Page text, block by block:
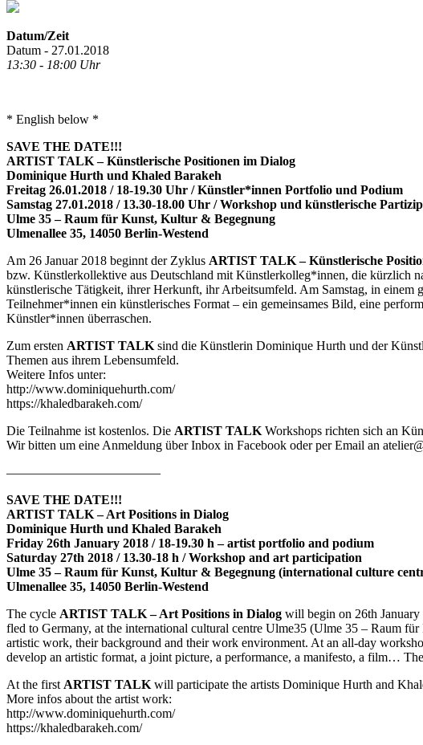
Datum/Zeit
Datum - 27.01.2018
13:30 - 18:00 Uhr
* English below *
SAVE THE DATE!!!
ARTIST TALK – Künstlerische Positionen im Dialog
Dominique Hurth und Khaled Barakeh
Freitag 26.01.2018 / 18-19.30 Uhr / Künstler*innen Portfolio und Podium
Samstag 27.01.2018 / 13.30-18.00 Uhr / Workshop und künstlerische
Ulme 35 – Raum für Kunst, Kultur & Begegnung
Ulmenallee 35, 14050 Berlin-Westend
Am 26 Januar 2018 beginnt der Zyklus ARTIST TALK – Künstlerische
bzw. Künstlerkollektive aus Deutschland mit Künstlerkolleg*innen, die kürzlich
künstlerische Tätigkeit, ihrer Herkunft, ihr Arbeitsumfeld. Am Samstag, in einem
Teilnehmer*innen ein künstlerisches Format – ein gemeinsames Bild, eine
Künstler*innen überraschen.
Zum ersten ARTIST TALK sind die Künstlerin Dominique Hurth und der
Themen aus ihrem Lebensumfeld.
Weitere Infos unter:
http://www.dominiquehurth.com/
https://khaledbarakeh.com/
Die Teilnahme ist kostenlos. Die ARTIST TALK Workshops richten sich an
Wir bitten um eine Anmeldung über Inbox in Facebook oder per Email an
————————————
SAVE THE DATE!!!
ARTIST TALK – Art Positions in Dialog
Dominique Hurth und Khaled Barakeh
Friday 26th January 2018 / 18-19.30 h – artist portfolio and podium
Saturday 27th 2018 / 13.30-18 h / Workshop and art participation
Ulme 35 – Raum für Kunst, Kultur & Begegnung (international culture
Ulmenallee 35, 14050 Berlin-Westend
The cycle ARTIST TALK – Art Positions in Dialog will begin on 26th
fled to Germany, at the international cultural centre Ulme35 (Ulme 35 – Raum
artistic work, their background and their work environment. At an all-day
develop an artistic format, a joint picture, a performance, a manifesto, a film…
At the first ARTIST TALK will participate the artists Dominique Hurth and
More infos about the artist work:
http://www.dominiquehurth.com/
https://khaledbarakeh.com/